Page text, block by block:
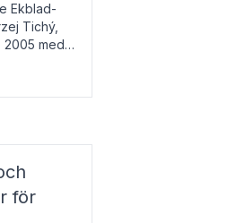
Ekblad-
Tichý,
med
för